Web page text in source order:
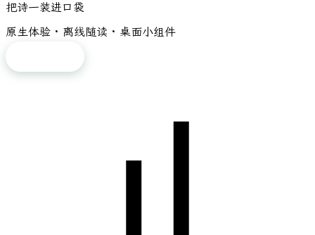
把诗一装进口袋
原生体验 · 离线随读 · 桌面小组件